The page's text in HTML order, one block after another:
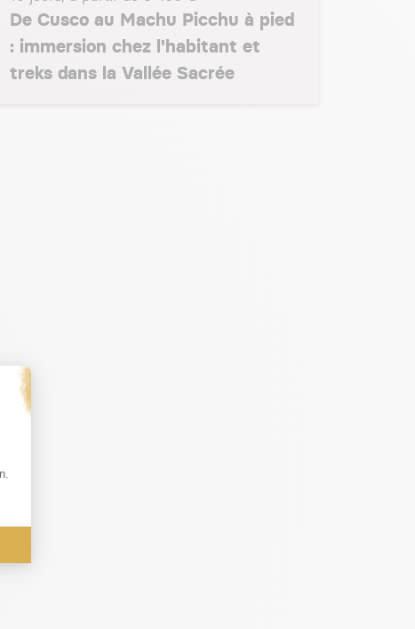
De Cusco au Machu Picchu à pied
: immersion chez l'habitant et
treks dans la Vallée Sacrée